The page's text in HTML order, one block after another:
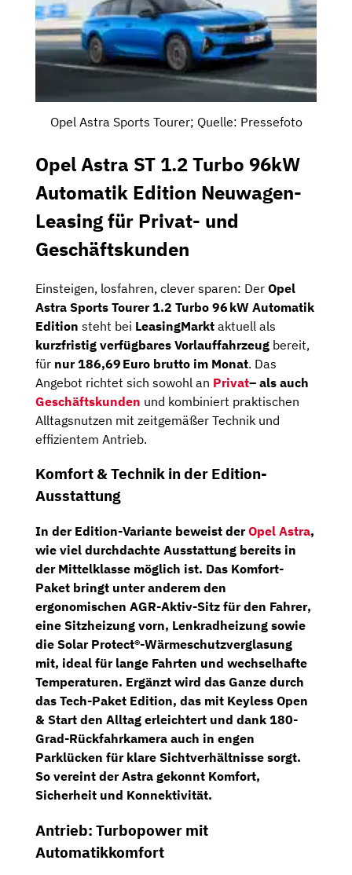
Opel Astra Sports Tourer; Quelle: Pressefoto
Opel Astra ST 1.2 Turbo 96kW
Automatik Edition Neuwagen-
Leasing für Privat- und
Geschäftskunden
Einsteigen, losfahren, clever sparen: Der Opel
Astra Sports Tourer 1.2 Turbo 96 kW Automatik
Edition steht bei LeasingMarkt aktuell als
kurzfristig verfügbares Vorlauffahrzeug bereit,
für nur 186,69 Euro brutto im Monat. Das
Angebot richtet sich sowohl an Privat– als auch
Geschäftskunden und kombiniert praktischen
Alltagsnutzen mit zeitgemäßer Technik und
effizientem Antrieb.
Komfort & Technik in der Edition-
Ausstattung
In der Edition-Variante beweist derOpel Astra,
wie viel durchdachte Ausstattung bereits in
der Mittelklasse möglich ist. Das Komfort-
Paket bringt unter anderem den
ergonomischen AGR-Aktiv-Sitz für den Fahrer,
eine Sitzheizung vorn, Lenkradheizung sowie
die Solar Protect®-Wärmeschutzverglasung
mit, ideal für lange Fahrten und wechselhafte
Temperaturen. Ergänzt wird das Ganze durch
das Tech-Paket Edition, das mit Keyless Open
& Start den Alltag erleichtert und dank 180-
Grad-Rückfahrkamera auch in engen
Parklücken für klare Sichtverhältnisse sorgt.
So vereint der Astra gekonnt Komfort,
Sicherheit und Konnektivität.
Antrieb: Turbopower mit
Automatikkomfort